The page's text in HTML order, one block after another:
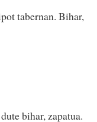
tabernan. Bihar,
bihar, zapatua.